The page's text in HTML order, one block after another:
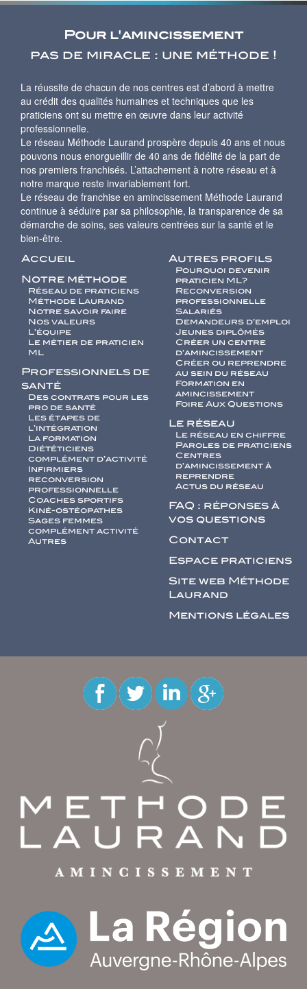
Pour l'amincissement
pas de miracle : une méthode !
La réussite de chacun de nos centres est d’abord à mettre
au crédit des qualités humaines et techniques que les
praticiens ont su mettre en œuvre dans leur activité
professionnelle.
Le réseau Méthode Laurand prospère depuis 40 ans et nous
pouvons nous enorgueillir de 40 ans de fidélité de la part de
nos premiers franchisés. L’attachement à notre réseau et à
notre marque reste invariablement fort.
Le réseau de franchise en amincissement Méthode Laurand
continue à séduire par sa philosophie, la transparence de sa
démarche de soins, ses valeurs centrées sur la santé et le
bien-être.
Accueil
Notre méthode
Réseau de praticiens
Méthode Laurand
Notre savoir faire
Nos valeurs
L’équipe
Le métier de praticien
ML
Professionnels de
santé
Des contrats pour les
pro de santé
Les étapes de
l’intégration
La formation
Diététiciens
complément d’activité
Infirmiers
reconversion
professionnelle
Coaches sportifs
Kiné-ostéopathes
Sages femmes
complément activité
Autres
Autres profils
Pourquoi devenir
praticien ML?
Reconversion
professionnelle
Salariés
Demandeurs d’emploi
Jeunes diplômés
Créer un centre
d’amincissement
Créer ou reprendre
au sein du réseau
Formation en
amincissement
Foire Aux Questions
Le réseau
Le réseau en chiffre
Paroles de praticiens
Centres
d’amincissement à
reprendre
Actus du réseau
FAQ : réponses à
vos questions
Contact
Espace praticiens
Site web Méthode
Laurand
Mentions légales